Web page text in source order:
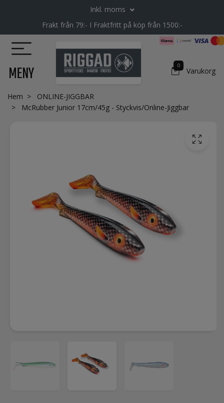
Inkl. moms
Frakt från 79:- I Fraktfritt på köp från 1500:-
MENY 0
Varukorg
Hem
ONLINE-JIGGBAR
McRubber Junior 17cm/45g - Styckvis/Online-Jiggbar